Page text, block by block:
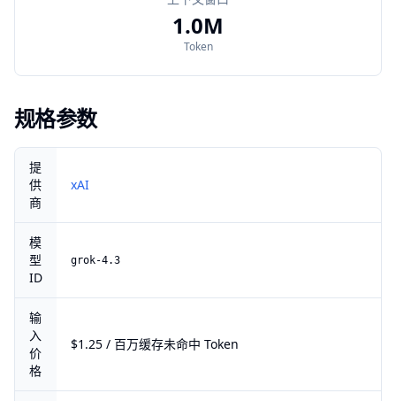
1.0M
Token
规格参数
提
供
商
xAI
模
型
ID
grok-4.3
输
入
价
格
$1.25 / 百万缓存未命中 Token